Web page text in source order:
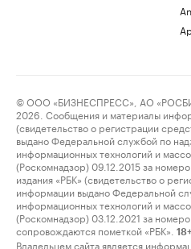
© ООО «БИЗНЕСПРЕСС», АО
2026. Сообщения и материалы
(свидетельство о регистрации
выдано Федеральной службой по
информационных технологий и
(Роскомнадзор) 09.12.2015 за
издания «РБК» (свидетельство о
информации выдано Федеральной
информационных технологий и
(Роскомнадзор) 03.12.2021 за
сопровождаются пометкой «РБК».
Владельцем сайта является